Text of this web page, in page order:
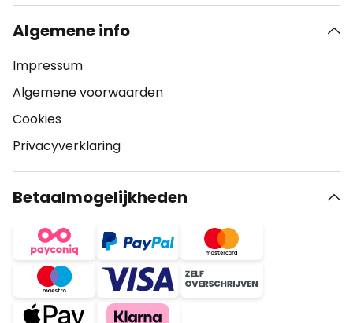
Algemene info
Impressum
Algemene voorwaarden
Cookies
Privacyverklaring
Betaalmogelijkheden